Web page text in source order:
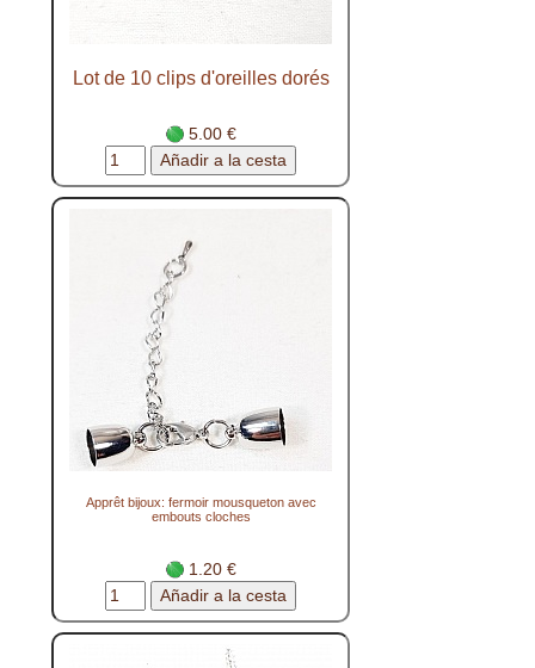
Lot de 10 clips d'oreilles dorés
5.00 €
Apprêt bijoux: fermoir mousqueton avec
embouts cloches
1.20 €